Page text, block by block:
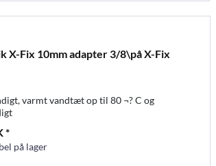
X-Fix 10mm adapter 3/8\på X-Fix
varmt vandtæt op til 80 ¬? C og
*
på lager